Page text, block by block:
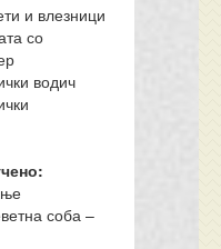
и влезници
со
водич
соба –